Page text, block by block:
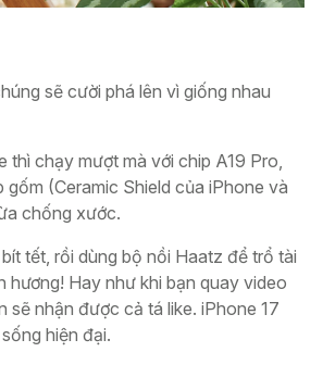
sẽ cười phá lên vì giống nhau
thì chạy mượt mà với chip A19 Pro,
(Ceramic Shield của iPhone và
chống xước.
tết, rồi dùng bộ nồi Haatz để trổ tài
hương! Hay như khi bạn quay video
sẽ nhận được cả tá like. iPhone 17
hiện đại.